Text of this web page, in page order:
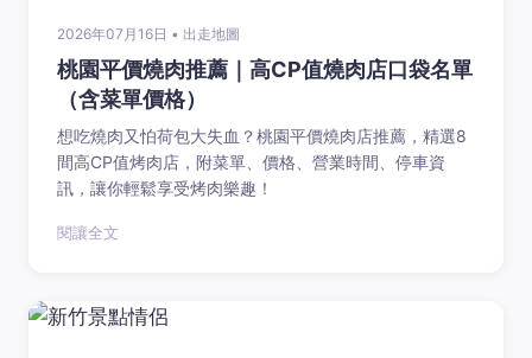
2026年07月16日 • 出走地圖
桃園平價燒肉推薦｜高CP值燒肉店口袋名單
（含菜單價格）
想吃燒肉又怕荷包大失血？桃園平價燒肉店推薦，精選8
間高CP值烤肉店，附菜單、價格、營業時間、停車資
訊，讓你輕鬆享受烤肉樂趣！
閱讓全文